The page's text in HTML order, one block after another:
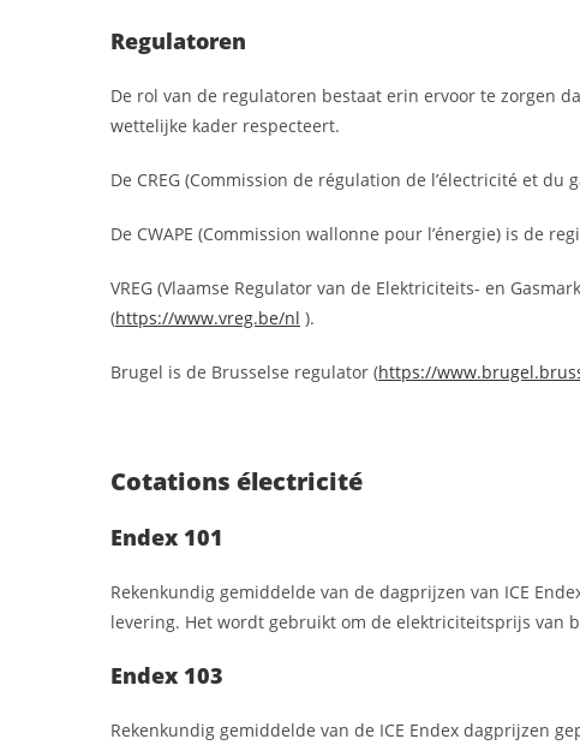
Regulatoren
De rol van de regulatoren bestaat erin ervoor te zorgen
wettelijke kader respecteert.
De CREG (Commission de régulation de l’électricité et
De CWAPE (Commission wallonne pour l’énergie) is de
VREG (Vlaamse Regulator van de Elektriciteits- en
(https://www.vreg.be/nl ).
Brugel is de Brusselse regulator (https://
Cotations électricité
Endex 101
Rekenkundig gemiddelde van de dagprijzen van ICE
levering. Het wordt gebruikt om de elektriciteitsprijs van
Endex 103
Rekenkundig gemiddelde van de ICE Endex dagprijzen